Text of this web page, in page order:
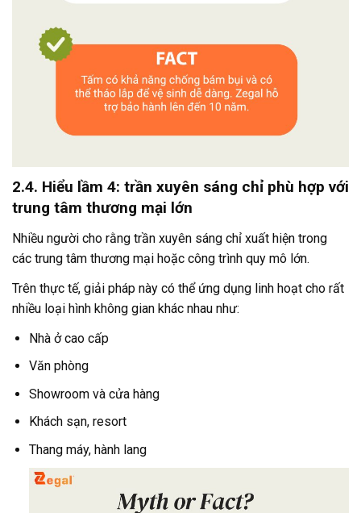
2.4. Hiểu lầm 4: trần xuyên sáng chỉ phù hợp với
trung tâm thương mại lớn
Nhiều người cho rằng trần xuyên sáng chỉ xuất hiện trong
các trung tâm thương mại hoặc công trình quy mô lớn.
Trên thực tế, giải pháp này có thể ứng dụng linh hoạt cho rất
nhiều loại hình không gian khác nhau như:
Nhà ở cao cấp
Văn phòng
Showroom và cửa hàng
Khách sạn, resort
Thang máy, hành lang